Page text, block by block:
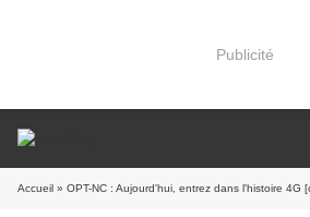
Publicité
Accueil » OPT-NC : Aujourd'hui, entrez dans l'histoire 4G